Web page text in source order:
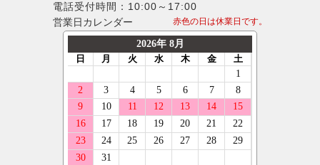
電話受付時間：10:00～17:00
営業日カレンダー
赤色の日は休業日です。